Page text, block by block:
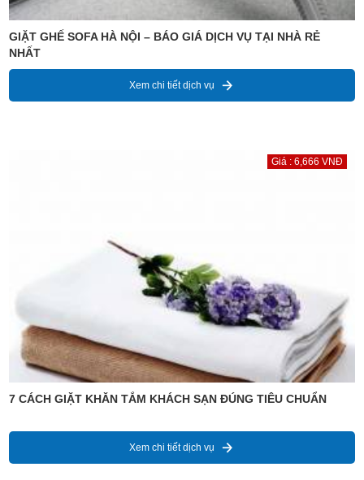
GIẶT GHẾ SOFA HÀ NỘI – BÁO GIÁ DỊCH VỤ TẠI NHÀ RẺ
NHẤT
Xem chi tiết dịch vụ
Giá : 6,666 VNĐ
7 CÁCH GIẶT KHĂN TẮM KHÁCH SẠN ĐÚNG TIÊU CHUẨN
Xem chi tiết dịch vụ